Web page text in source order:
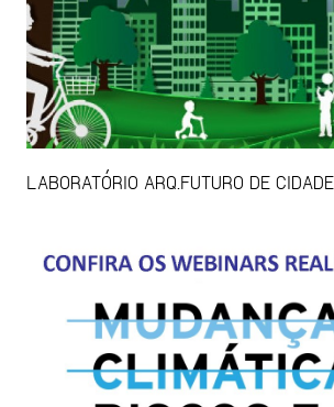
LABORATÓRIO ARQ.FUTURO DE